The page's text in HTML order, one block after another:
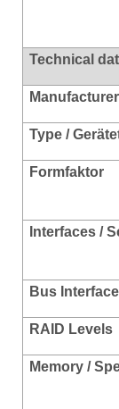
Technical
Type /
Formfaktor
Interfaces /
Bus Interface
RAID Levels
Memory /